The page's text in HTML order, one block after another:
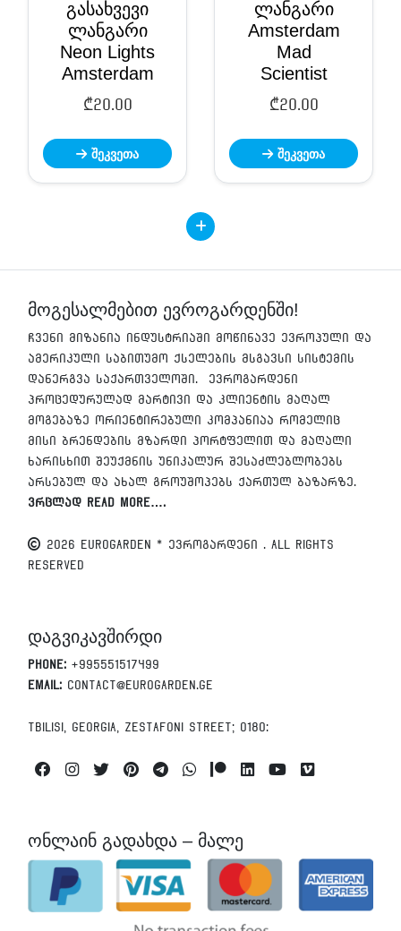
გასახვევი
ლანგარი
Neon Lights
Amsterdam
₾20.00
შეკვეთა
ლანგარი
Amsterdam
Mad
Scientist
₾20.00
შეკვეთა
მოგესალმებით ევროგარდენში!
ჩვენი მიზანია ინდუსტრიაში მოწინავე ევროპული და
ამერიკული საბითუმო ქსელების მსგავსი სისტემის
დანერგვა საქართველოში. ევროგარდენი
პროცედურულად მარტივი და კლიენტის მაღალ
მოგებაზე ორიენტირებული კომპანიაა რომელიც
მისი ბრენდების მზარდი პორტფელით და მაღალი
ხარისხით შეუქმნის უნიკალურ შესაძლებლობებს
არსებულ და ახალ გროუშოპებს ქართულ ბაზარზე.
ვრცლად Read More….
2026 EUROGARDEN * ევროგარდენი . All Rights
Reserved
დაგვიკავშირდი
Phone: +995551517499
Email: contact@eurogarden.ge
Tbilisi, Georgia, Zestafoni Street; 0180:
FacebookInstagramTwitterPinterestTelegramWhatsappPatreonLinkedinYoutube
ონლაინ გადახდა – მალე